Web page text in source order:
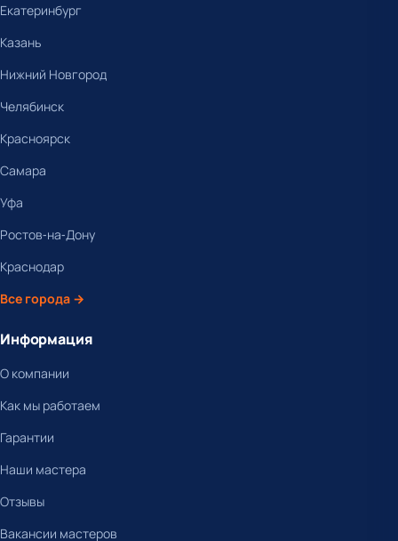
Екатеринбург
Казань
Нижний Новгород
Челябинск
Красноярск
Самара
Уфа
Ростов-на-Дону
Краснодар
Все города →
Информация
О компании
Как мы работаем
Гарантии
Наши мастера
Отзывы
Вакансии мастеров